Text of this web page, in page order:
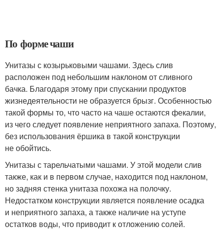
По форме чаши
Унитазы с козырьковыми чашами. Здесь слив
расположен под небольшим наклоном от сливного
бачка. Благодаря этому при спускании продуктов
жизнедеятельности не образуется брызг. Особенностью
такой формы то, что часто на чаше остаются фекалии,
из чего следует появление неприятного запаха. Поэтому,
без использования ёршика в такой конструкции
не обойтись.
Унитазы с тарельчатыми чашами. У этой модели слив
также, как и в первом случае, находится под наклоном,
но задняя стенка унитаза похожа на полочку.
Недостатком конструкции является появление осадка
и неприятного запаха, а также наличие на уступе
остатков воды, что приводит к отложению солей.